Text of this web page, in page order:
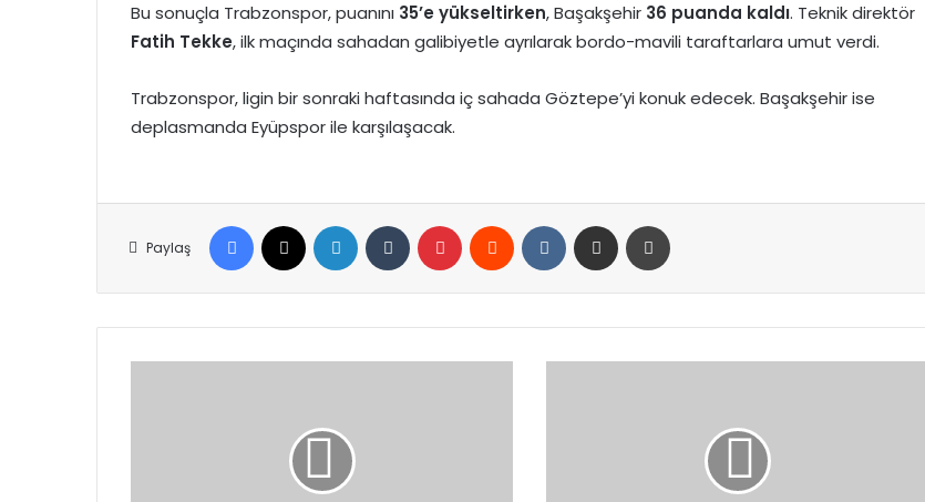
Bu sonuçla Trabzonspor, puanını 35’e yükseltirken, Başakşehir 36 puanda kaldı. Teknik direktör
Fatih Tekke, ilk maçında sahadan galibiyetle ayrılarak bordo-mavili taraftarlara umut verdi.
Trabzonspor, ligin bir sonraki haftasında iç sahada Göztepe’yi konuk edecek. Başakşehir ise
deplasmanda Eyüpspor ile karşılaşacak.
Paylaş
Facebook LinkedIn Tumblr Pinterest Reddit VKontakteE-Posta ile paylaş